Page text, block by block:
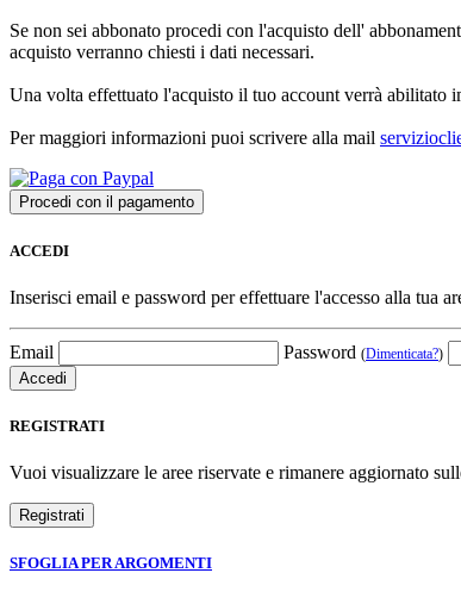
Se non sei abbonato procedi con l'acquisto dell'
acquisto verranno chiesti i dati necessari.
Una volta effettuato l'acquisto il tuo account verrà abilitato
Per maggiori informazioni puoi scrivere alla mail
ACCEDI
Inserisci email e password per effettuare l'accesso alla tua
Email Password (Dimenticata?)
REGISTRATI
Vuoi visualizzare le aree riservate e rimanere aggiornato
SFOGLIA PER ARGOMENTI